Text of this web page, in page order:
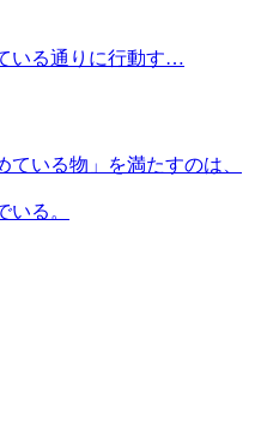
いる通りに行動す…
ている物」を満たすのは、
る。